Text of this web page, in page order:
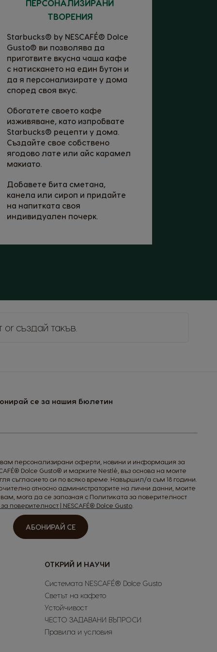
ПЕРСОНАЛИЗИРАНИ
ТВОРЕНИЯ
Starbucks® by NESCAFÉ® Dolce
Gusto® ви позволява да
приготвите вкусна чаша кафе
с натискането на един бутон и
да я персонализирате у дома
според своя вкус.
Обогатете своето кафе
изживяване, като изпробвате
Starbucks® рецепти у дома.
Създайте свое собствено
ягодово лате или айс карамел
макиато.
Добавете бита сметана,
канела или сироп и придайте
на напитката своя
индивидуален почерк.
or създай такъв
се за нашия бюлетин
персонализирани оферти, новини и информация за
Dolce Gusto® и марките Nestlé, въз основа на моите
съгласието си по всяко време. Навършил/а съм 18 години.
относно администраторите на лични данни, моите
мога да се запозная с Политиката за поверителност
поверителност | NESCAFÉ® Dolce Gusto.
АБОНИРАЙ СЕ
ОТКРИЙ И НАУЧИ
Системата NESCAFÉ® Dolce Gusto
Светът на кафето
Устойчивост
ЧЕСТО ЗАДАВАНИ ВЪПРОСИ
Правила и условия